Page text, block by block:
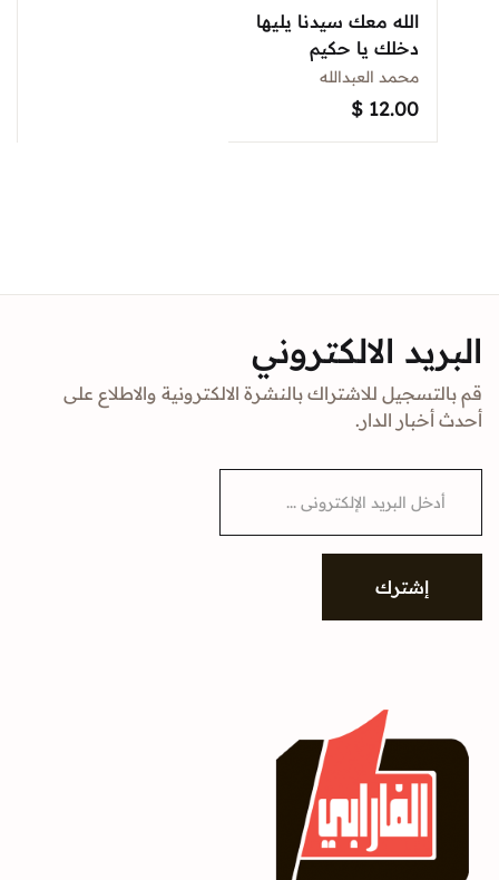
الله معك سيدنا يليها
دخلك يا حكيم
محمد العبدالله
$ 12.00
البريد الالكتروني
قم بالتسجيل للاشتراك بالنشرة الالكترونية والاطلاع على
أحدث أخبار الدار.
i
إشترك